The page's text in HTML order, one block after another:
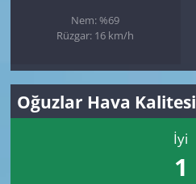
Nem: %69
Rüzgar: 16 km/h
Oğuzlar Hava Kalitesi
İyi
1